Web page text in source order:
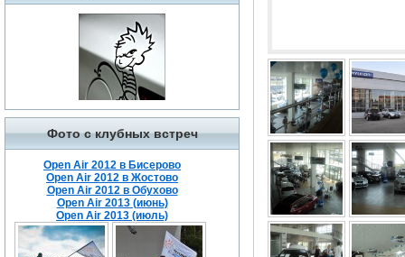
Фото с клубных встреч
Open Air 2012 в Бисерово
Open Air 2012 в Жостово
Open Air 2012 в Обухово
Open Air 2013 (июнь)
Open Air 2013 (июль)